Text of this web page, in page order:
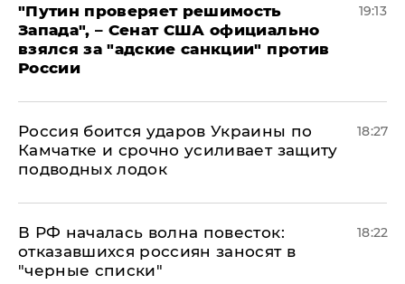
"Путин проверяет решимость
Запада", – Сенат США официально
взялся за "адские санкции" против
России
19:13
Россия боится ударов Украины по
Камчатке и срочно усиливает защиту
подводных лодок
18:27
​В РФ началась волна повесток:
отказавшихся россиян заносят в
"черные списки"
18:22